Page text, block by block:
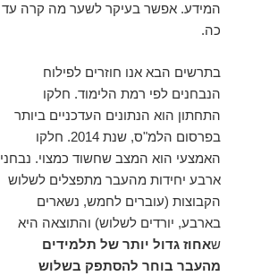
המידע. אפשר בעיקר לשער מה קרה עד
כה.
בתרשים הבא אנו חוזרים לפילוח
הנבחנים לפי רמת הלימוד. חלקו
התחתון הוא הנתונים העדכניים ביותר
בפרסום הלמ"ס, שנת 2014. חלקו
האמצעי הוא המצב שחשוד כמצוי. נבחני
ארבע יחידות מהעבר מתפצלים לשלוש
הקבוצות (עוברים לחמש, נשארים
בארבע, יורדים לשלוש) והתוצאה היא
שאחוז גדול יותר של תלמידים
מהעבר בוחר להסתפק בשלוש